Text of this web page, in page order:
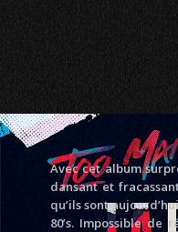
Avec cet album
dansant et
qu’ils sont
80’s. Impossible de